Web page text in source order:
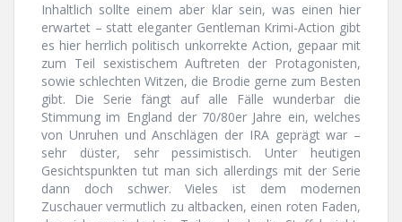
Inhaltlich sollte einem aber klar sein, was einen hier
erwartet – statt eleganter Gentleman Krimi-Action gibt
es hier herrlich politisch unkorrekte Action, gepaar mit
zum Teil sexistischem Auftreten der Protagonisten,
sowie schlechten Witzen, die Brodie gerne zum Besten
gibt. Die Serie fängt auf alle Fälle wunderbar die
Stimmung im England der 70/80er Jahre ein, welches
von Unruhen und Anschlägen der IRA geprägt war –
sehr düster, sehr pessimistisch. Unter heutigen
Gesichtspunkten tut man sich allerdings mit der Serie
dann doch schwer. Vieles ist dem modernen
Zuschauer vermutlich zu altbacken, einen roten Faden,